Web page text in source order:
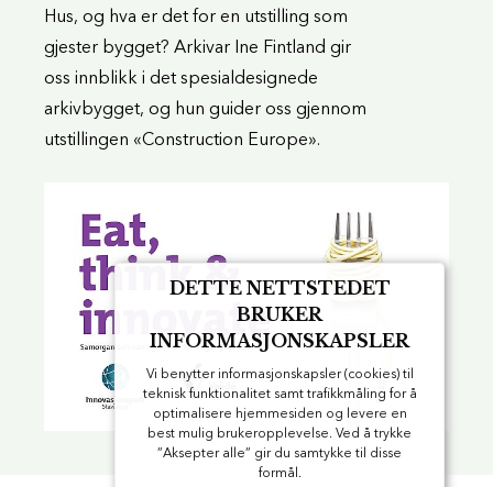
Hus, og hva er det for en utstilling som
gjester bygget? Arkivar Ine Fintland gir
oss innblikk i det spesialdesignede
arkivbygget, og hun guider oss gjennom
utstillingen «Construction Europe».
DETTE NETTSTEDET
BRUKER
INFORMASJONSKAPSLER
Vi benytter informasjonskapsler (cookies) til
teknisk funktionalitet samt trafikkmåling for å
optimalisere hjemmesiden og levere en
best mulig brukeropplevelse. Ved å trykke
”Aksepter alle” gir du samtykke til disse
formål.